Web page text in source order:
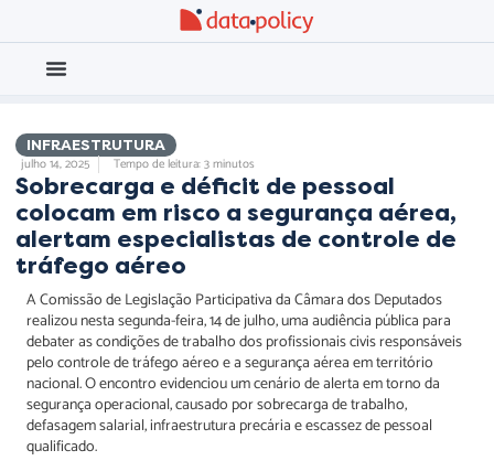
INFRAESTRUTURA
julho 14, 2025 Tempo de leitura: 3 minutos
Sobrecarga e déficit de pessoal
colocam em risco a segurança aérea,
alertam especialistas de controle de
tráfego aéreo
A Comissão de Legislação Participativa da Câmara dos Deputados
realizou nesta segunda-feira, 14 de julho, uma audiência pública para
debater as condições de trabalho dos profissionais civis responsáveis
pelo controle de tráfego aéreo e a segurança aérea em território
nacional. O encontro evidenciou um cenário de alerta em torno da
segurança operacional, causado por sobrecarga de trabalho,
defasagem salarial, infraestrutura precária e escassez de pessoal
qualificado.